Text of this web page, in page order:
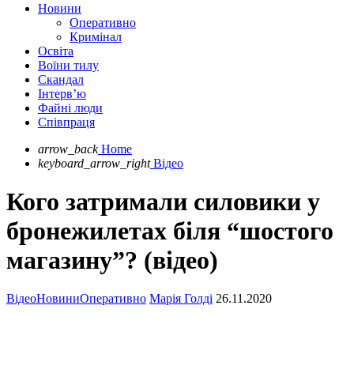
Новини
Оперативно
Кримінал
Освіта
Воїни тилу
Скандал
Інтерв’ю
Файні люди
Співпраця
arrow_back Home
keyboard_arrow_right Відео
Кого затримали силовики у
бронежилетах біля “шостого
магазину”? (відео)
ВідеоНовиниОперативно Марія Голді 26.11.2020